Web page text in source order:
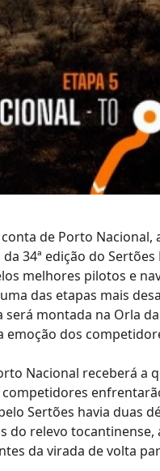
de Porto
34ª edição do
melhores pilotos e
das etapas mais
será montada na Orla
dos
Nacional receberá a
competidores
Sertões havia duas
do relevo
da virada de volta